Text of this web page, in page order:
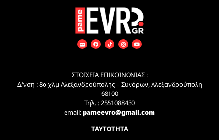
ΣΤΟΙΧΕΙΑ ΕΠΙΚΟΙΝΩΝΙΑΣ :
Δ/νση : 8ο χλμ Αλεξανδρούπολης – Συνόρων, Αλεξανδρούπολη
68100
Τηλ. : 2551088430
email:pameevro@gmail.com
ΤΑΥΤΟΤΗΤΑ